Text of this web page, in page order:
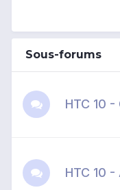
Sous-forums
HTC 10 -
HTC 10